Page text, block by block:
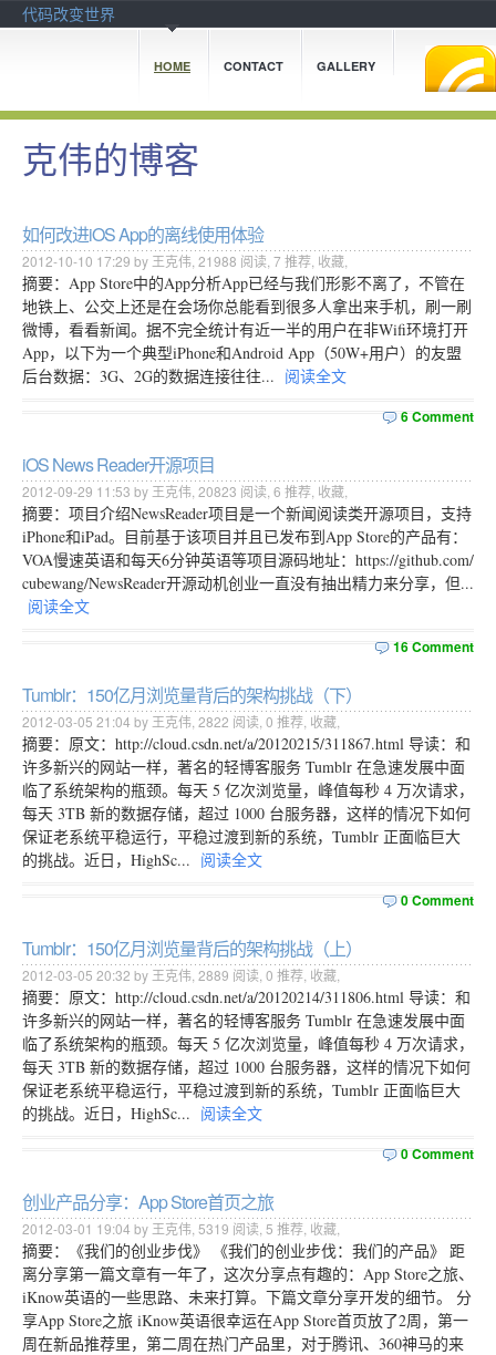
代码改变世界
HOME CONTACT GALLERY
克伟的博客
如何改进iOS App的离线使用体验
2012-10-10 17:29 by 王克伟, 21988 阅读, 7 推荐, 收藏
摘要：App Store中的App分析App已经与我们形影不离了，不管在
地铁上、公交上还是在会场你总能看到很多人拿出来手机，刷一刷
微博，看看新闻。据不完全统计有近一半的用户在非Wifi环境打开
App，以下为一个典型iPhone和Android App（50W+用户）的友盟
后台数据：3G、2G的数据连接往往... 阅读全文
6 Comment
iOS News Reader开源项目
2012-09-29 11:53 by 王克伟, 20823 阅读, 6 推荐, 收藏
摘要：项目介绍NewsReader项目是一个新闻阅读类开源项目，支持
iPhone和iPad。目前基于该项目并且已发布到App Store的产品有：
VOA慢速英语和每天6分钟英语等项目源码地址：https://github.com/
cubewang/NewsReader开源动机创业一直没有抽出精力来分享，但...
阅读全文
16 Comment
Tumblr：150亿月浏览量背后的架构挑战（下）
2012-03-05 21:04 by 王克伟, 2822 阅读, 0 推荐, 收藏
摘要：原文：http://cloud.csdn.net/a/20120215/311867.html 导读：和
许多新兴的网站一样，著名的轻博客服务 Tumblr 在急速发展中面
临了系统架构的瓶颈。每天 5 亿次浏览量，峰值每秒 4 万次请求，
每天 3TB 新的数据存储，超过 1000 台服务器，这样的情况下如何
保证老系统平稳运行，平稳过渡到新的系统，Tumblr 正面临巨大
的挑战。近日，HighSc... 阅读全文
0 Comment
Tumblr：150亿月浏览量背后的架构挑战（上）
2012-03-05 20:32 by 王克伟, 2889 阅读, 0 推荐, 收藏
摘要：原文：http://cloud.csdn.net/a/20120214/311806.html 导读：和
许多新兴的网站一样，著名的轻博客服务 Tumblr 在急速发展中面
临了系统架构的瓶颈。每天 5 亿次浏览量，峰值每秒 4 万次请求，
每天 3TB 新的数据存储，超过 1000 台服务器，这样的情况下如何
保证老系统平稳运行，平稳过渡到新的系统，Tumblr 正面临巨大
的挑战。近日，HighSc... 阅读全文
0 Comment
创业产品分享：App Store首页之旅
2012-03-01 19:04 by 王克伟, 5319 阅读, 5 推荐, 收藏
摘要：《我们的创业步伐》 《我们的创业步伐：我们的产品》 距
离分享第一篇文章有一年了，这次分享点有趣的：App Store之旅、
iKnow英语的一些思路、未来打算。下篇文章分享开发的细节。 分
享App Store之旅 iKnow英语很幸运在App Store首页放了2周，第一
周在新品推荐里，第二周在热门产品里，对于腾讯、360神马的来